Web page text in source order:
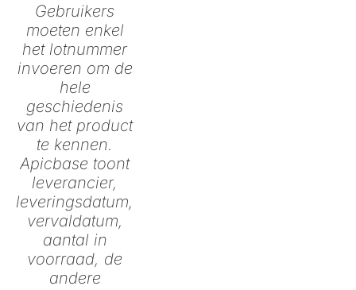
Gebruikers
moeten enkel
het lotnummer
invoeren om de
hele
geschiedenis
van het product
te kennen.
Apicbase toont
leverancier,
leveringsdatum,
vervaldatum,
aantal in
voorraad, de
andere